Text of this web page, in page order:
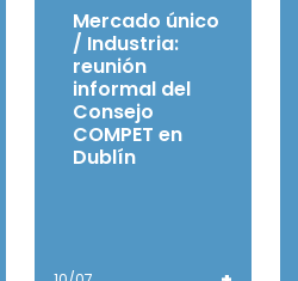
Mercado único
/ Industria:
reunión
informal del
Consejo
COMPET en
Dublín